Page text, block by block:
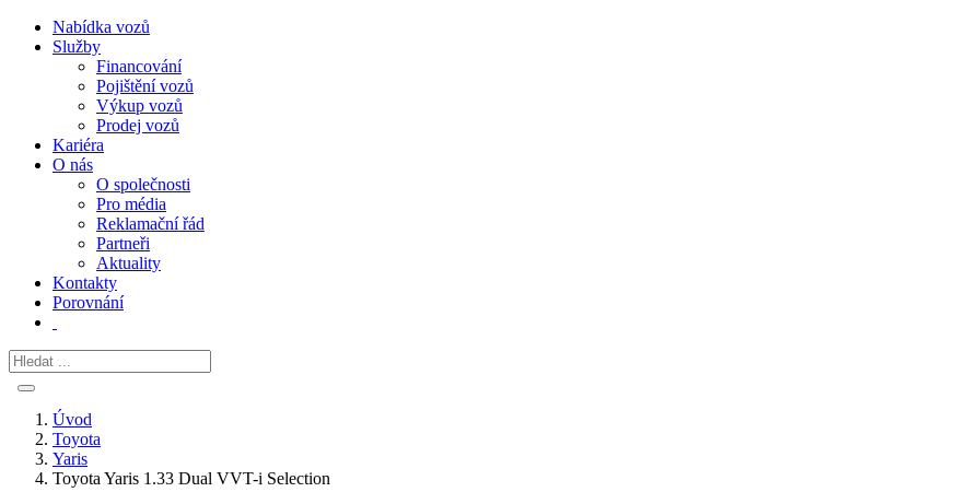
Nabídka vozů
Služby
Financování
Pojištění vozů
Výkup vozů
Prodej vozů
Kariéra
O nás
O společnosti
Pro média
Reklamační řád
Partneři
Aktuality
Kontakty
Porovnání
Úvod
Toyota
Yaris
Toyota Yaris 1.33 Dual VVT-i Selection